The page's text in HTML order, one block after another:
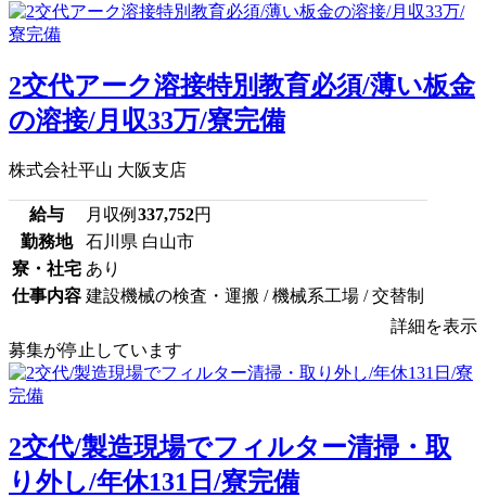
2交代アーク溶接特別教育必須/薄い板金
の溶接/月収33万/寮完備
株式会社平山 大阪支店
給与 月収例 337,752円
勤務地
石川県 白山市
寮・社宅 あり
仕事内容 建設機械の検査・運搬 / 機械系工場 / 交替制
詳細を表示
募集が停止しています
2交代/製造現場でフィルター清掃・取
り外し/年休131日/寮完備